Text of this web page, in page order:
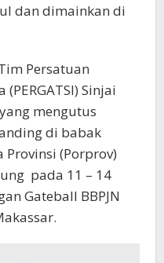
dan dimainkan di
Persatuan
Sinjai
mengutus
di babak
(Porprov)
pada 11 – 14
Gateball BBPJN